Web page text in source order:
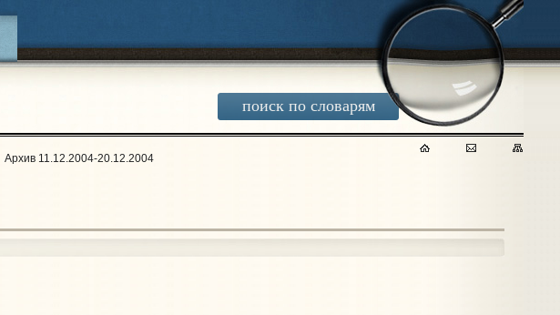
поиск по словарям
Архив 11.12.2004-20.12.2004